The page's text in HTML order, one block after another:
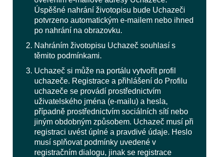
Úspěšné nahrání životopisu bude Uchazeči
potvrzeno automatickým e-mailem nebo ihned
po nahrání na obrazovku.
Nahráním životopisu Uchazeč souhlasí s
těmito podmínkami.
Uchazeč si může na portálu vytvořit profil
uchazeče. Registrace a přihlášení do Profilu
uchazeče se provádí prostřednictvím
uživatelského jména (e-mailu) a hesla,
případně prostřednictvím sociálních sítí nebo
jiným obdobným způsobem. Uchazeč musí při
registraci uvést úplné a pravdivé údaje. Heslo
musí splňovat podmínky uvedené v
registračním dialogu, jinak se registrace